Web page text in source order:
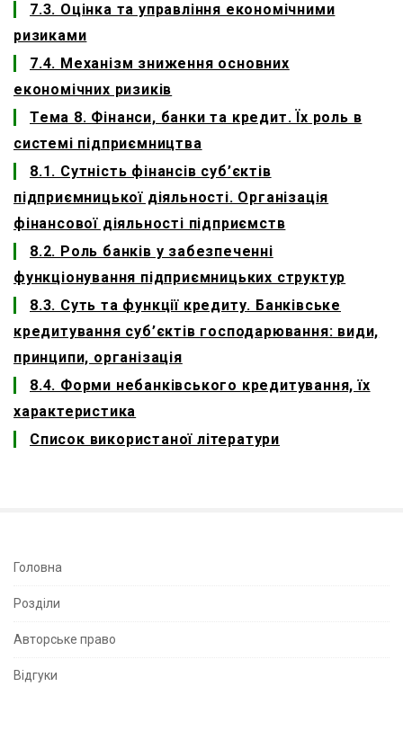
7.3. Оцінка та управління економічними
ризиками
7.4. Механізм зниження основних
економічних ризиків
Тема 8. Фінанси, банки та кредит. Їх роль в
системі підприємництва
8.1. Сутність фінансів суб’єктів
підприємницької діяльності. Організація
фінансової діяльності підприємств
8.2. Роль банків у забезпеченні
функціонування підприємницьких структур
8.3. Суть та функції кредиту. Банківське
кредитування суб’єктів господарювання: види,
принципи, організація
8.4. Форми небанківського кредитування, їх
характеристика
Список використаної літератури
S
e
S
Головна
Розділи
Авторське право
Відгуки